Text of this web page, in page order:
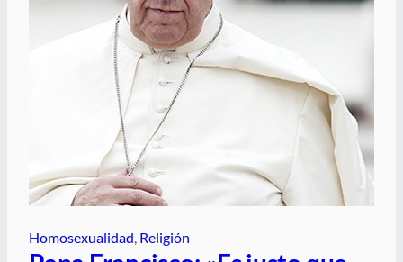
Homosexualidad, Religión